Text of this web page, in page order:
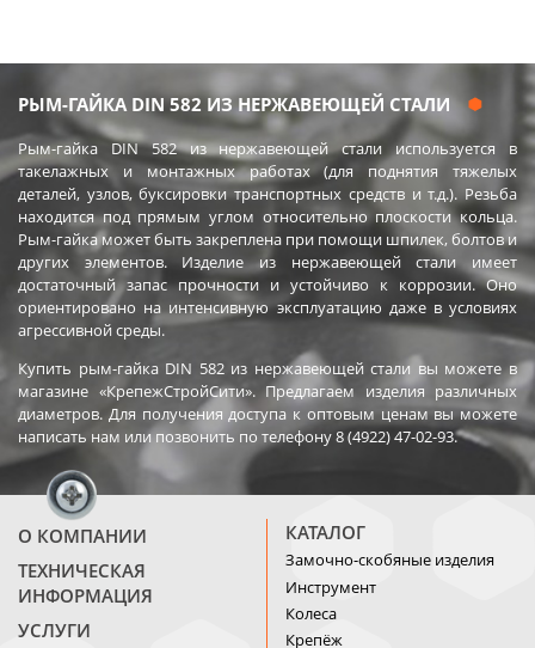
РЫМ-ГАЙКА DIN 582 ИЗ НЕРЖАВЕЮЩЕЙ СТАЛИ
Рым-гайка DIN 582 из нержавеющей стали используется в
такелажных и монтажных работах (для поднятия тяжелых
деталей, узлов, буксировки транспортных средств и т.д.). Резьба
находится под прямым углом относительно плоскости кольца.
Рым-гайка может быть закреплена при помощи шпилек, болтов и
других элементов. Изделие из нержавеющей стали имеет
достаточный запас прочности и устойчиво к коррозии. Оно
ориентировано на интенсивную эксплуатацию даже в условиях
агрессивной среды.
Купить рым-гайка DIN 582 из нержавеющей стали вы можете в
магазине «КрепежСтройСити». Предлагаем изделия различных
диаметров. Для получения доступа к оптовым ценам вы можете
написать нам или позвонить по телефону 8 (4922) 47-02-93.
О КОМПАНИИ
ТЕХНИЧЕСКАЯ
ИНФОРМАЦИЯ
УСЛУГИ
КАТАЛОГ
Замочно-скобяные изделия
Инструмент
Колеса
Крепёж